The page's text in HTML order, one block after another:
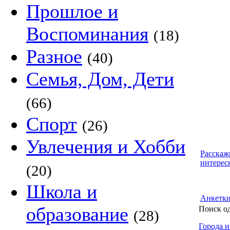
Прошлое и
Воспоминания (18)
Разное (40)
Семья, Дом, Дети
(66)
Спорт (26)
Увлечения и Хобби
(20)
Школа и
образование (28)
Поиск
Города